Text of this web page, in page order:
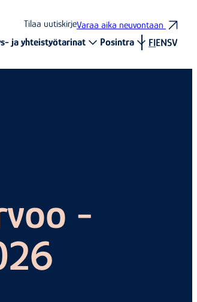
Tilaa uutiskirjeVaraa aika neuvontaan
ja yhteistyötarinat Posintra FIENSV
-